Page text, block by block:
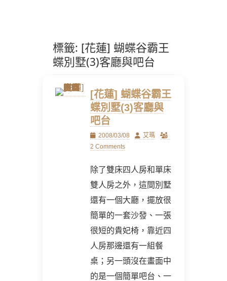
標籤: [花蓮] 蝴蝶谷霸王
蝶別墅(3)客廳與吧台
[花蓮] 蝴蝶谷霸王
蝶別墅(3)客廳與
吧台
Posted
on
2008/03/08 Author
艾瑪
2 Comments
除了雙床四人房和單床
雙人房之外，這間別墅
還有一個大廳，擺放很
簡單的一套沙發、一張
很短的貴妃椅，靠近四
人房那邊還有一組餐
桌；另一頭沒在畫面中
的是一個簡單吧台、一